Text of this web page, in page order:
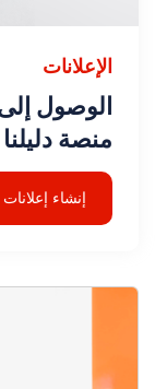
الإعلانات
الوصول
منصة
إنشاء إعلانات